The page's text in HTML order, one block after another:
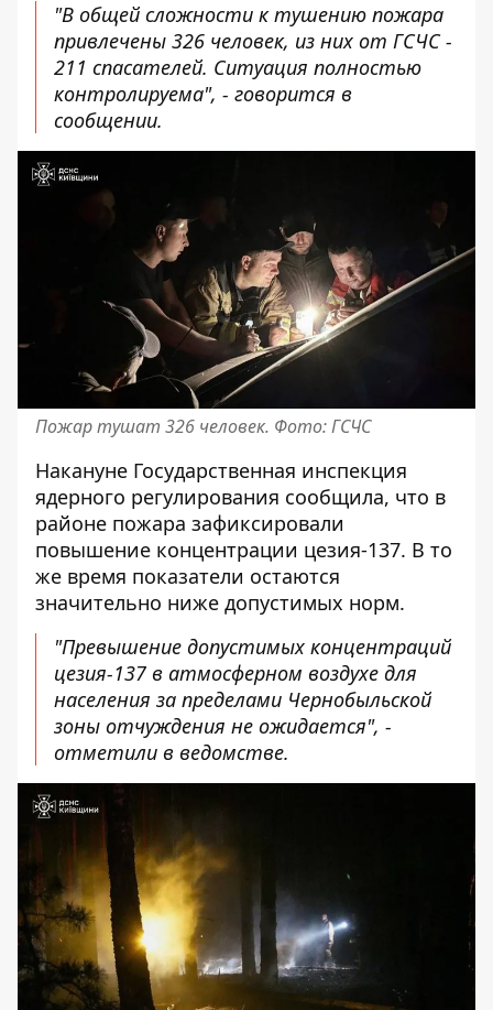
"В общей сложности к тушению пожара
привлечены 326 человек, из них от ГСЧС -
211 спасателей. Ситуация полностью
контролируема", - говорится в
сообщении.
Пожар тушат 326 человек. Фото: ГСЧС
Накануне Государственная инспекция
ядерного регулирования сообщила, что в
районе пожара зафиксировали
повышение концентрации цезия-137. В то
же время показатели остаются
значительно ниже допустимых норм.
"Превышение допустимых концентраций
цезия-137 в атмосферном воздухе для
населения за пределами Чернобыльской
зоны отчуждения не ожидается", -
отметили в ведомстве.